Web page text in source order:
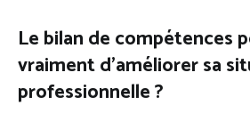
Le bilan de compétences
vraiment d’améliorer sa
professionnelle ?